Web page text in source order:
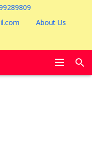
About Us